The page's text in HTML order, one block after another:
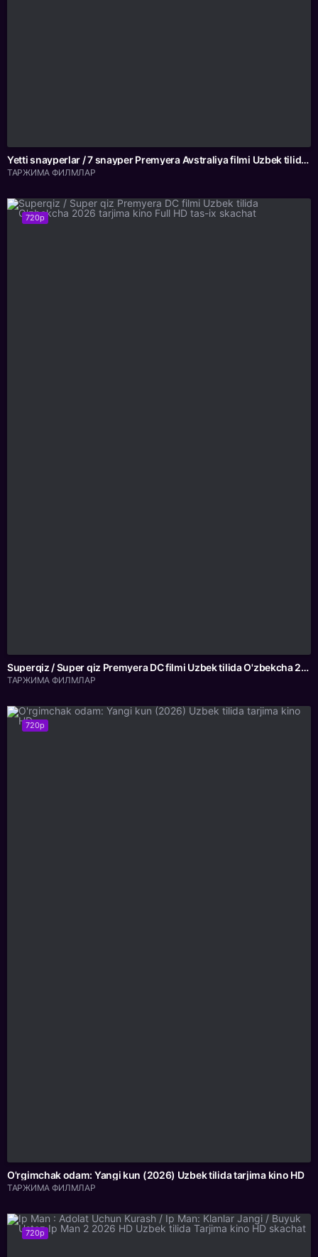
Yetti snayperlar / 7 snayper Premyera Avstraliya filmi Uzbek tilida O'zbekcha 2026 tarjima kino Full HD tas-ix skachat
ТАРЖИМА ФИЛМЛАР
720p
Superqiz / Super qiz Premyera DC filmi Uzbek tilida O'zbekcha 2026 tarjima kino Full HD tas-ix skachat
ТАРЖИМА ФИЛМЛАР
720p
O'rgimchak odam: Yangi kun (2026) Uzbek tilida tarjima kino HD
ТАРЖИМА ФИЛМЛАР
720p